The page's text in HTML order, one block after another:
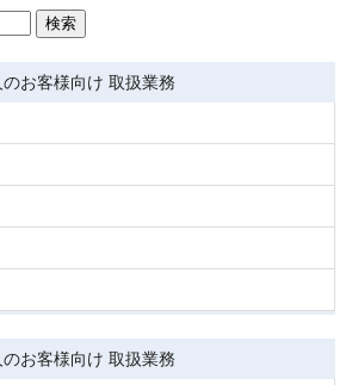
お客様向け 取扱業務
お客様向け 取扱業務